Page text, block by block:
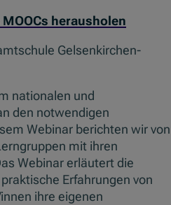
herausholen
Gelsenkirchen-
nationalen und
den notwendigen
Webinar berichten wir von
mit ihren
Webinar erläutert die
Erfahrungen von
ihre eigenen